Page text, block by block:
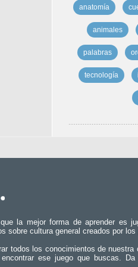
anatomía
animales
palabras
tecnología
la mejor forma de aprender es
sobre cultura general creados por
todos los conocimientos de nuestra
ese juego que buscas.